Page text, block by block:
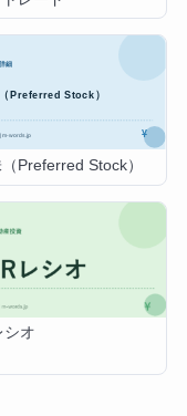
Preferred Stock）
シオ